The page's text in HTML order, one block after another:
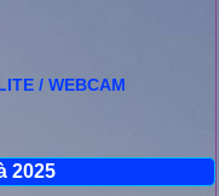
/ WEBCAM
2025